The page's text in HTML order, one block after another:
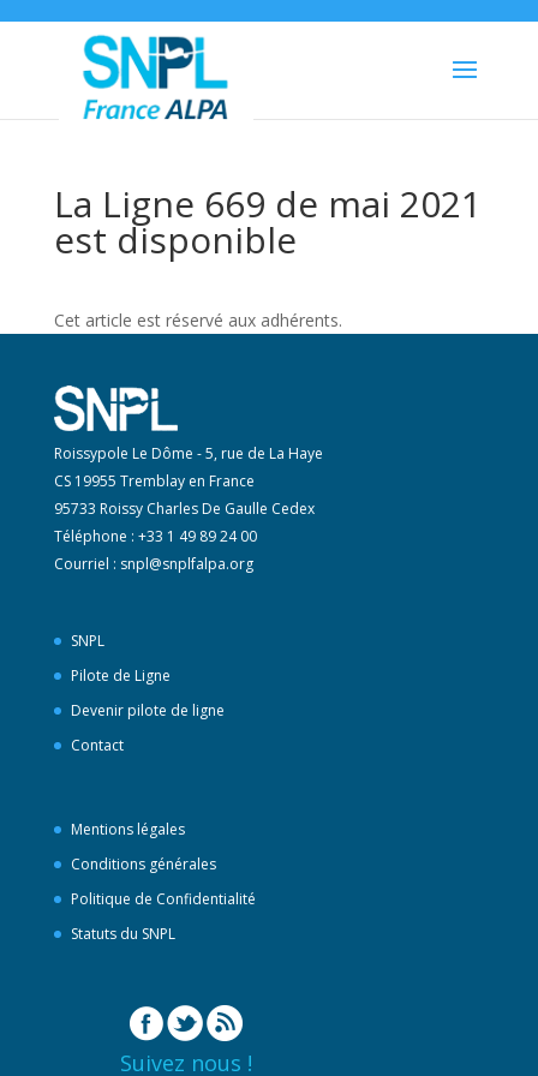
La Ligne 669 de mai 2021
est disponible
Cet article est réservé aux adhérents.
Roissypole Le Dôme - 5, rue de La Haye
CS 19955 Tremblay en France
95733 Roissy Charles De Gaulle Cedex
Téléphone : +33 1 49 89 24 00
Courriel : snpl@snplfalpa.org
SNPL
Pilote de Ligne
Devenir pilote de ligne
Contact
Mentions légales
Conditions générales
Politique de Confidentialité
Statuts du SNPL
Suivez nous !